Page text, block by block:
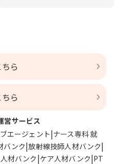
ら
ら
営サービス
エージェント ナース専科 就
バンク 放射線技師人材バンク
材バンク ケア人材バンク PT